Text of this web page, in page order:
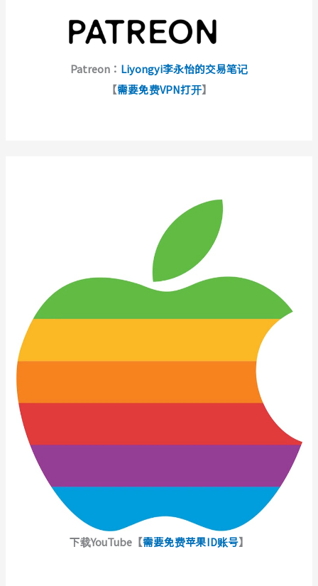
Patreon： Liyongyi李永怡的交易笔记
【需要免费VPN打开】
下载YouTube【需要免费苹果ID账号】